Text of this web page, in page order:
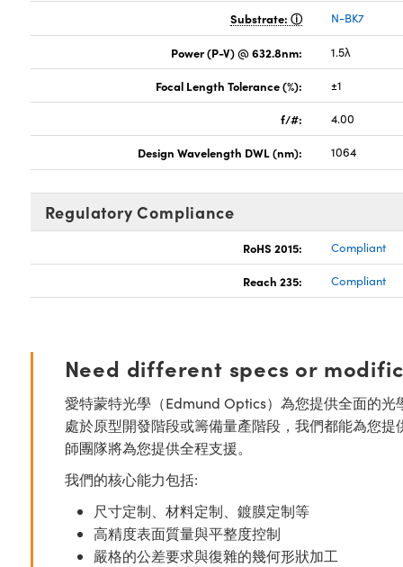
Substrate: N-BK7
Power (P-V) @ 632.8nm: 1.5λ
Focal Length Tolerance (%): ±1
f/#: 4.00
Design Wavelength DWL (nm): 1064
Regulatory Compliance
RoHS 2015: Compliant
Reach 235: Compliant
Need different specs or
愛特蒙特光學（Edmund Optics）為您提供全面的
處於原型開發階段或籌備量產階段，我們都能為您
師團隊將為您提供全程支援。
我們的核心能力包括:
尺寸定制、材料定制、鍍膜定制等
高精度表面質量與平整度控制
嚴格的公差要求與復雜的幾何形狀加工